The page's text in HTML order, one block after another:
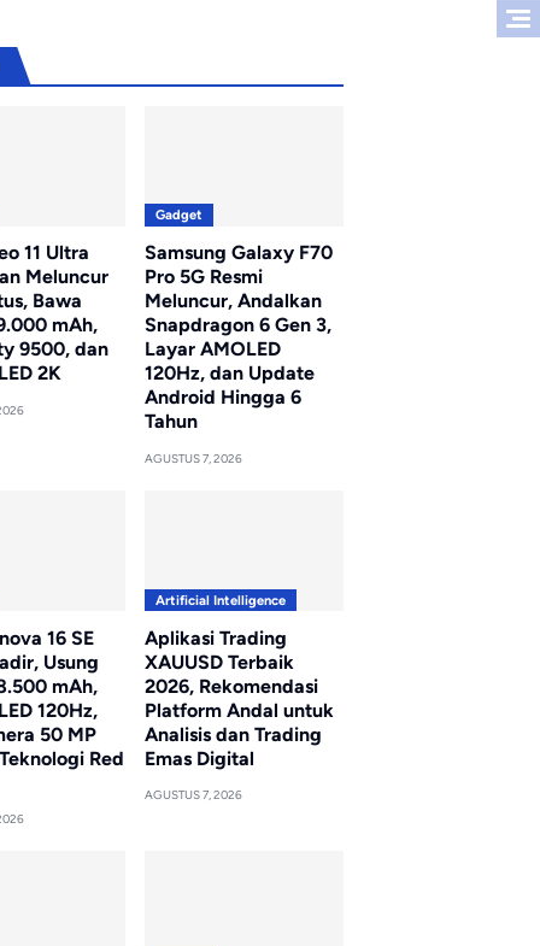
11 Ultra
Meluncur
Bawa
mAh,
9500, dan
2K
Gadget
Samsung Galaxy F70
Pro 5G Resmi
Meluncur, Andalkan
Snapdragon 6 Gen 3,
Layar AMOLED
120Hz, dan Update
Android Hingga 6
Tahun
AGUSTUS 7, 2026
16 SE
Usung
mAh,
120Hz,
50 MP
Red
Artificial Intelligence
Aplikasi Trading
XAUUSD Terbaik
2026, Rekomendasi
Platform Andal untuk
Analisis dan Trading
Emas Digital
AGUSTUS 7, 2026